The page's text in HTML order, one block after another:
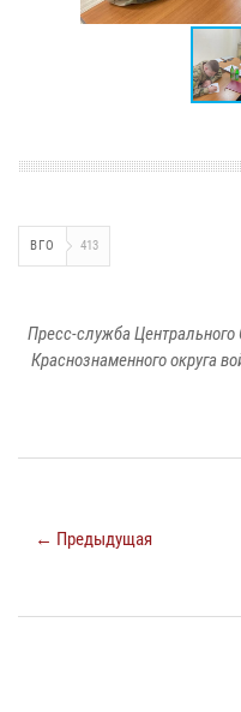
ВГО 413
Пресс-служба
Краснознаменного округа
← Предыдущая